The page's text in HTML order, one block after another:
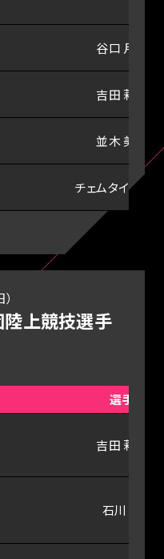
谷口 月奈
吉田 莉帆
並木 美乃
チェムタイ・デボ
上競技選手
選手
吉田 莉帆
石川 蘭